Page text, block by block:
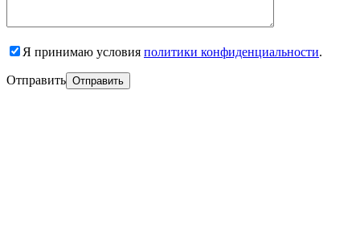
Я принимаю условия политики конфиденциальности.
Отправить